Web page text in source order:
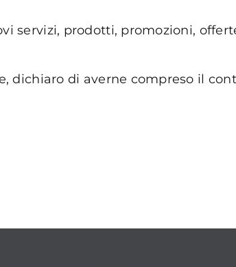
servizi, prodotti, promozioni,
dichiaro di averne compreso il